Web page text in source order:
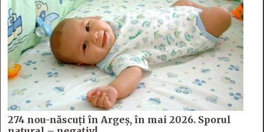
274 nou-născuți în Argeș, în mai 2026. Sporul